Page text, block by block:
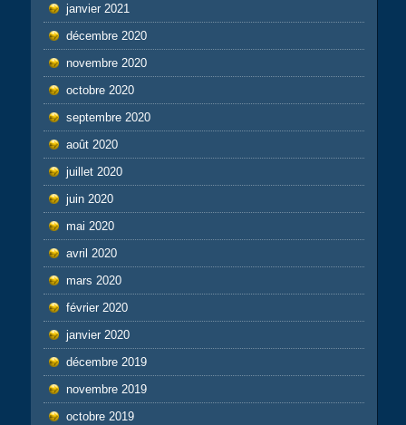
janvier 2021
décembre 2020
novembre 2020
octobre 2020
septembre 2020
août 2020
juillet 2020
juin 2020
mai 2020
avril 2020
mars 2020
février 2020
janvier 2020
décembre 2019
novembre 2019
octobre 2019